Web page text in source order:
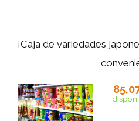
¡Caja de variedades